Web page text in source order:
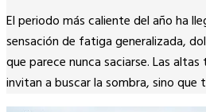
Copy
Link
El periodo más caliente del año ha
sensación de fatiga generalizada,
que parece nunca saciarse. Las
invitan a buscar la sombra, sino que